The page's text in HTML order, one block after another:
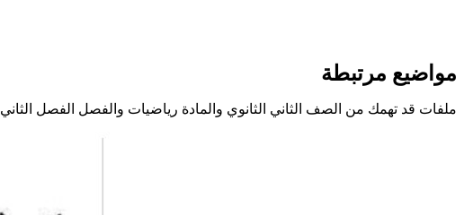
مواضيع مرتبطة
ملفات قد تهمك من الصف الثاني الثانوي والمادة رياضيات والفصل الفصل الثاني